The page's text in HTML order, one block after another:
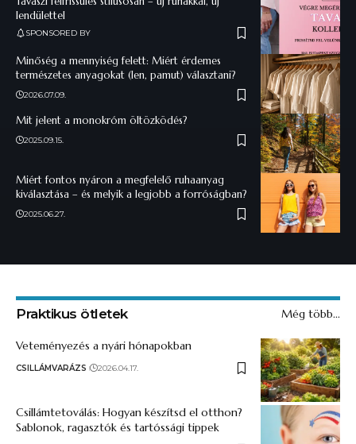
lendülettel
SPONSORED BY
Minőség a mennyiség felett: Miért érdemes
természetes anyagokat (len, pamut) választani?
2026.07.09.
Mit jelent a monokróm öltözködés?
2025.09.15.
Miért fontos nyáron a megfelelő ruhaanyag
kiválasztása – és melyik a legjobb a forróságban?
2025.06.27.
Praktikus ötletek Még több...
Veteményezés a nyári hónapokban
CSILLÁMVARÁZS 2026.04.17.
Csillámtetoválás: Hogyan készítsd el otthon?
Sablonok, ragasztók és tartóssági tippek